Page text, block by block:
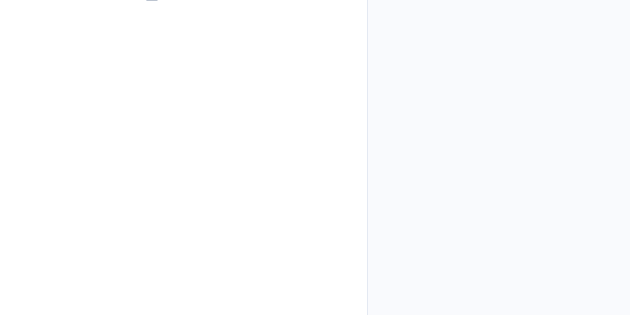
4.000 m2 Grünfläche,
vor der Haustüre
die Traun-Auen
nach Linz
im
im Graumann-